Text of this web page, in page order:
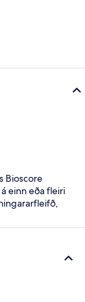
Bioscore
einn eða fleiri